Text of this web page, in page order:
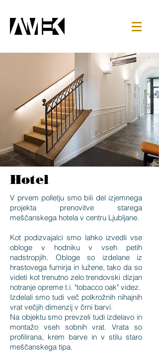
Hotel
V prvem polletju smo bili del izjemnega
projekta prenovitve starega
meščanskega hotela v centru Ljubljane.
Kot podizvajalci smo lahko izvedli vse
obloge v hodniku v vseh petih
nadstropjih. Obloge so izdelane iz
hrastovega furnirja in lužene, tako da so
videti kot trenutno zelo trendovski dizjan
notranje opreme t.i. "tobacco oak" videz.
Izdelali smo tudi več polkrožnih nihajnih
vrat večjih dimenzij v črni barvi.
Na objektu smo prevzeli tudi izdelavo in
montažo vseh sobnih vrat. Vrata so
profilirana, krem barve in v stilu staro
meščanskega tipa.